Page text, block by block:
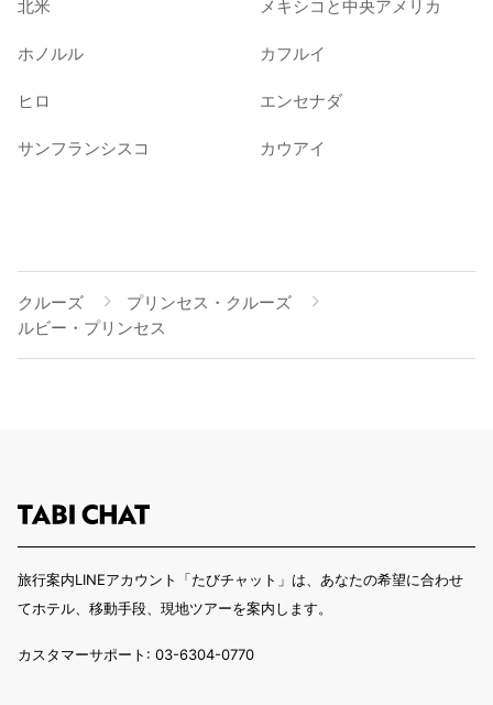
北米 メキシコと中央アメリカ
ホノルル カフルイ
ヒロ エンセナダ
サンフランシスコ カウアイ
クルーズ
プリンセス・クルーズ
ルビー・プリンセス
旅行案内LINEアカウント「たびチャット」は、あなたの希望に合わせ
てホテル、移動手段、現地ツアーを案内します。
カスタマーサポート: 03-6304-0770